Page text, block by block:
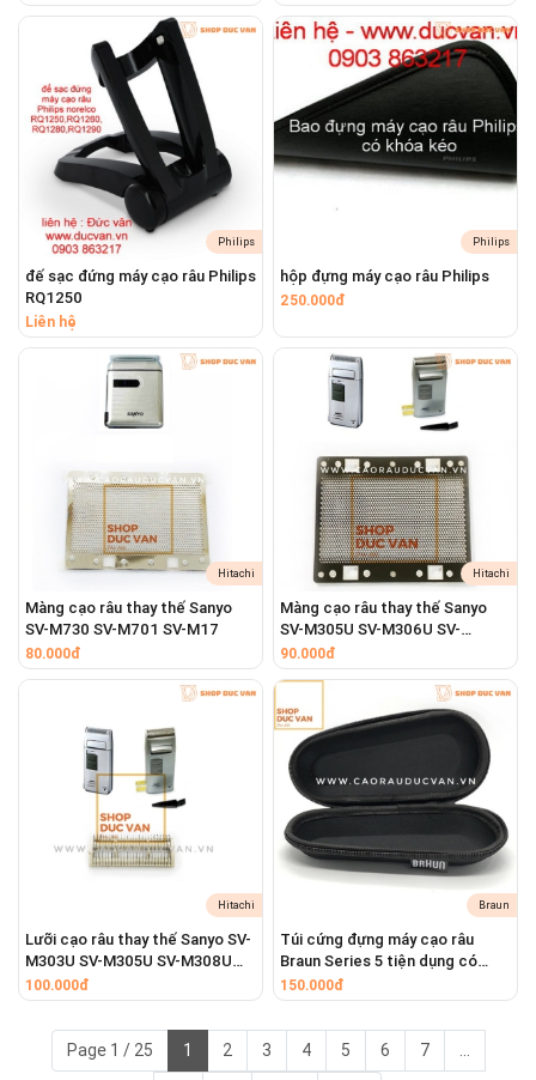
Philips
đế sạc đứng máy cạo râu Philips
RQ1250
Liên hệ
Philips
hộp đựng máy cạo râu Philips
250.000đ
Hitachi
Màng cạo râu thay thế Sanyo
SV-M730 SV-M701 SV-M17
80.000đ
Hitachi
Màng cạo râu thay thế Sanyo
SV-M305U SV-M306U SV-
M308U
90.000đ
Hitachi
Lưỡi cạo râu thay thế Sanyo SV-
M303U SV-M305U SV-M308U
SV-M730 SV-M701
100.000đ
Braun
Túi cứng đựng máy cạo râu
Braun Series 5 tiện dụng có
khóa kéo mang theo du lịch
150.000đ
Page 1 / 25 1 2 3 4 5 6 7